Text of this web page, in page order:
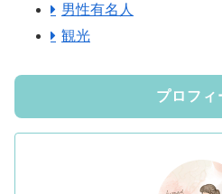
男性有名人
観光
プロフィ